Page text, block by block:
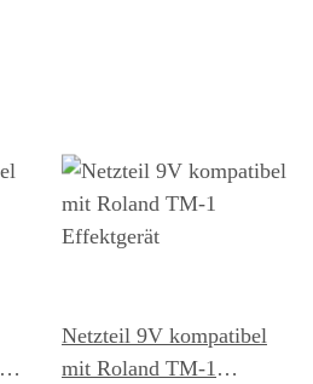
Netzteil 9V kompatibel
mit Roland TM-1